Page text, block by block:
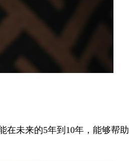
未来的5年到10年，能够帮助